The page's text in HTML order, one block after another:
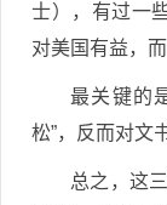
士），有过一
对美国有益，
最关键的
松”，反而对文
总之，这